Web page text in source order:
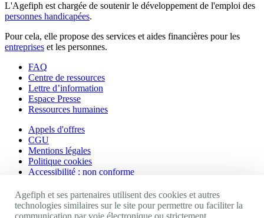
L'Agefiph est chargée de soutenir le développement de l'emploi des
personnes handicapées.
Pour cela, elle propose des services et aides financières pour les
entreprises et les personnes.
FAQ
Centre de ressources
Lettre d’information
Espace Presse
Ressources humaines
Appels d'offres
CGU
Mentions légales
Politique cookies
Accessibilité : non conforme
Nos autres sites
Agefiph et ses partenaires utilisent des cookies et autres
technologies similaires sur le site pour permettre ou faciliter la
communication par voie électronique ou strictement